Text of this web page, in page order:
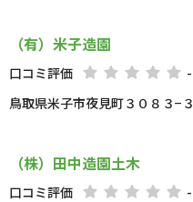
（有）米子造園
口コミ評価
-
鳥取県米子市夜見町３０８３−３
（株）田中造園土木
口コミ評価
-